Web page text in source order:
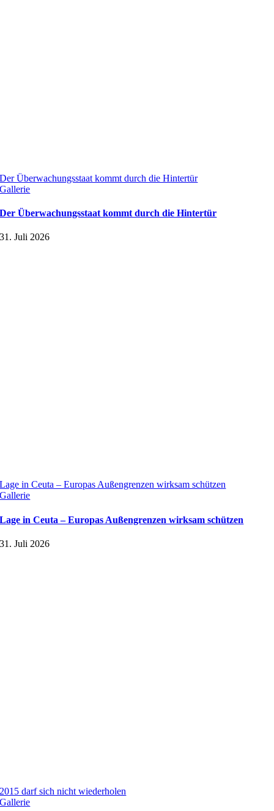
Der Überwachungsstaat kommt durch die Hintertür
Gallerie
Der Überwachungsstaat kommt durch die Hintertür
31. Juli 2026
Lage in Ceuta – Europas Außengrenzen wirksam schützen
Gallerie
Lage in Ceuta – Europas Außengrenzen wirksam schützen
31. Juli 2026
2015 darf sich nicht wiederholen
Gallerie